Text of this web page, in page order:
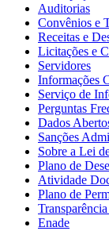
Auditorias
Convênios e
Receitas e
Licitações e
Servidores
Informações
Serviço de
Perguntas
Dados
Sanções
Sobre a Lei
Plano de
Atividade
Plano de
Enade